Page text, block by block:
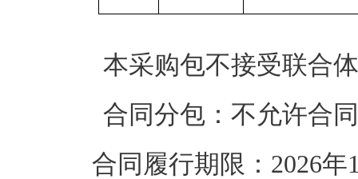
本采购包不接受联合
合同分包：不允许合
合同履行期限：2026年